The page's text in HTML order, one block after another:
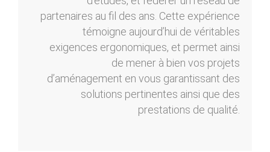
partenaires au fil des ans. Cette expérience
témoigne aujourd’hui de véritables
exigences ergonomiques, et permet ainsi
de mener à bien vos projets
d’aménagement en vous garantissant des
solutions pertinentes ainsi que des
prestations de qualité.